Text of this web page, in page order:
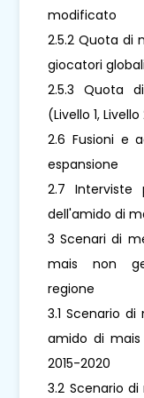
modificato
2.5.2 Quota di
giocatori
2.5.3 Quota
(Livello 1,
2.6 Fusioni e
espansione
2.7
dell'amido di
3 Scenari di
mais non
regione
3.1 Scenario
amido di
2015-2020
3.2 Scenario